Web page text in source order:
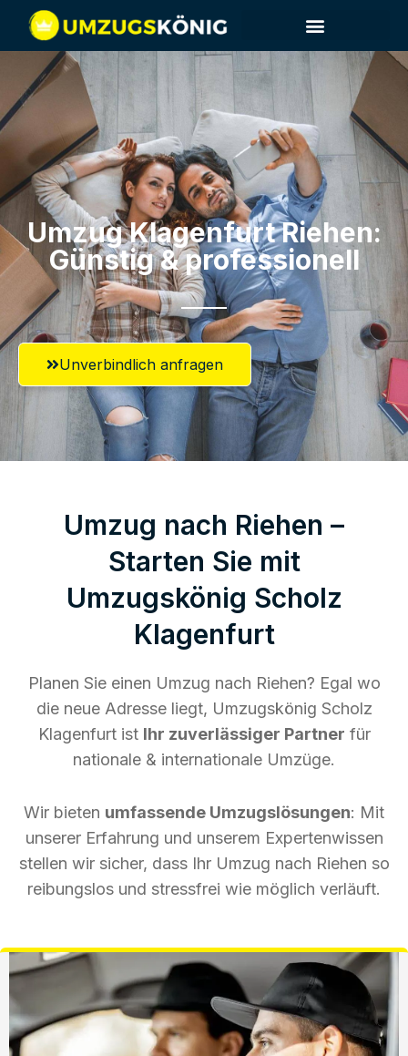
Umzug Klagenfurt​ Riehen:
Günstig & professionell​
Unverbindlich anfragen
Umzug nach Riehen –
Starten Sie mit
Umzugskönig Scholz
Klagenfurt
Planen Sie einen Umzug nach Riehen? Egal wo
die neue Adresse liegt, Umzugskönig Scholz
Klagenfurt ist Ihr zuverlässiger Partner für
nationale & internationale Umzüge.
Wir bieten umfassende Umzugslösungen: Mit
unserer Erfahrung und unserem Expertenwissen
stellen wir sicher, dass Ihr Umzug nach Riehen so
reibungslos und stressfrei wie möglich verläuft.